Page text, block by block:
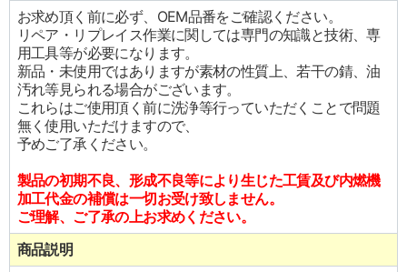
お求め頂く前に必ず、OEM品番をご確認ください。
リペア・リプレイス作業に関しては専門の知識と技術、専
用工具等が必要になります。
新品・未使用ではありますが素材の性質上、若干の錆、油
汚れ等見られる場合がございます。
これらはご使用頂く前に洗浄等行っていただくことで問題
無く使用いただけますので、
予めご了承ください。
製品の初期不良、形成不良等により生じた工賃及び内燃機
加工代金の補償は一切お受け致しません。
ご理解、ご了承の上お求めください。
商品説明